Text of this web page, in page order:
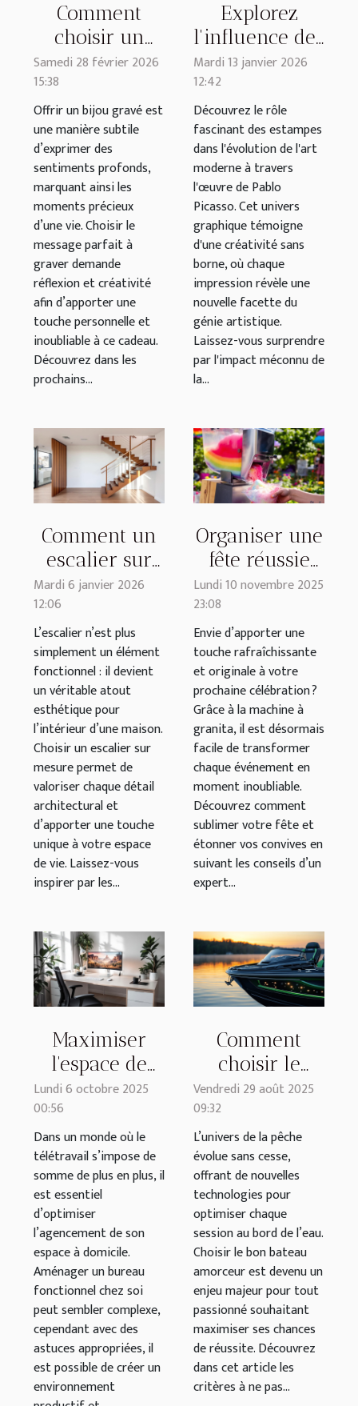
Comment
choisir un
message
parfait pour
un bijou gravé
?
Samedi 28 février 2026
15:38
Offrir un bijou gravé est
une manière subtile
d’exprimer des
sentiments profonds,
marquant ainsi les
moments précieux
d’une vie. Choisir le
message parfait à
graver demande
réflexion et créativité
afin d’apporter une
touche personnelle et
inoubliable à ce cadeau.
Découvrez dans les
prochains...
Explorez
l'influence des
estampes dans
l'art moderne
par Pablo
Picasso
Mardi 13 janvier 2026
12:42
Découvrez le rôle
fascinant des estampes
dans l'évolution de l'art
moderne à travers
l'œuvre de Pablo
Picasso. Cet univers
graphique témoigne
d'une créativité sans
borne, où chaque
impression révèle une
nouvelle facette du
génie artistique.
Laissez-vous surprendre
par l'impact méconnu de
la...
Comment un
escalier sur
mesure
améliore-t-il
l’esthétique de
votre maison
?
Mardi 6 janvier 2026
12:06
L’escalier n’est plus
simplement un élément
fonctionnel : il devient
un véritable atout
esthétique pour
l’intérieur d’une maison.
Choisir un escalier sur
mesure permet de
valoriser chaque détail
architectural et
d’apporter une touche
unique à votre espace
de vie. Laissez-vous
inspirer par les...
Organiser une
fête réussie
avec une
machine à
granita
Lundi 10 novembre 2025
23:08
Envie d’apporter une
touche rafraîchissante
et originale à votre
prochaine célébration ?
Grâce à la machine à
granita, il est désormais
facile de transformer
chaque événement en
moment inoubliable.
Découvrez comment
sublimer votre fête et
étonner vos convives en
suivant les conseils d’un
expert...
Maximiser
l'espace de
travail chez
soi : conseils
pratiques et
astuces
Lundi 6 octobre 2025
00:56
Dans un monde où le
télétravail s’impose de
somme de plus en plus, il
est essentiel
d’optimiser
l’agencement de son
espace à domicile.
Aménager un bureau
fonctionnel chez soi
peut sembler complexe,
cependant avec des
astuces appropriées, il
est possible de créer un
environnement
Comment
choisir le
meilleur
amorceur
pour vos
sessions de
pêche ?
Vendredi 29 août 2025
09:32
L’univers de la pêche
évolue sans cesse,
offrant de nouvelles
technologies pour
optimiser chaque
session au bord de l’eau.
Choisir le bon bateau
amorceur est devenu un
enjeu majeur pour tout
passionné souhaitant
maximiser ses chances
de réussite. Découvrez
dans cet article les
critères à ne pas...